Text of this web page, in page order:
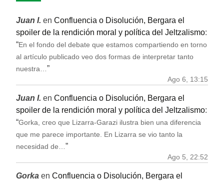
Juan I. en Confluencia o Disolución, Bergara el
spoiler de la rendición moral y política del Jeltzalismo:
“En el fondo del debate que estamos compartiendo en torno
al artículo publicado veo dos formas de interpretar tanto
nuestra…”
Ago 6, 13:15
Juan I. en Confluencia o Disolución, Bergara el
spoiler de la rendición moral y política del Jeltzalismo:
“Gorka, creo que Lizarra-Garazi ilustra bien una diferencia
que me parece importante. En Lizarra se vio tanto la
necesidad de…”
Ago 5, 22:52
Gorka en Confluencia o Disolución, Bergara el